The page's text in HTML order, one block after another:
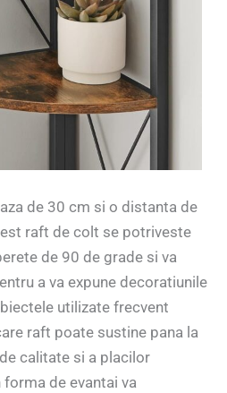
de 30 cm si o distanta de
raft de colt se potriveste
de 90 de grade si va
a va expune decoratiunile
utilizate frecvent
raft poate sustine pana la
calitate si a placilor
de evantai va